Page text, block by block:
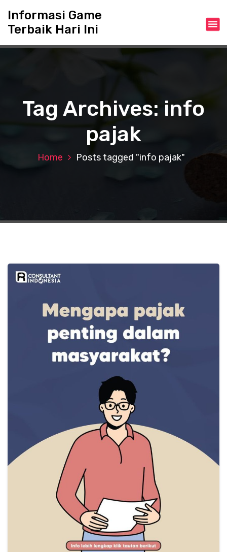
t
Informasi Game
Terbaik Hari Ini
Tag Archives: info
pajak
Home Posts tagged "info pajak"